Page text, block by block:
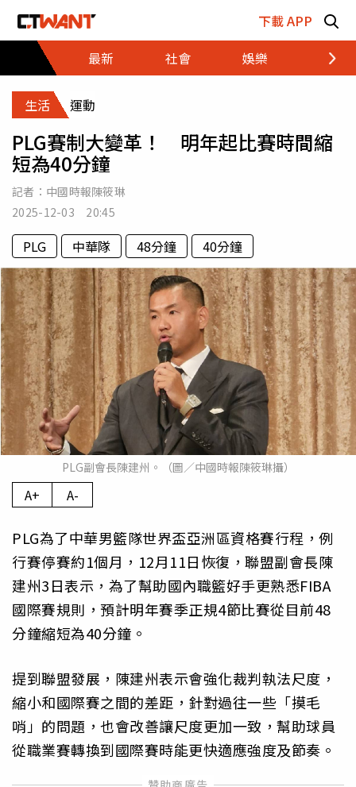
下載 APP
最新
社會 娛樂 財經
生活 運動
PLG賽制大變革！ 明年起比賽時間縮
短為40分鐘
記者： 中國時報陳筱琳
2025-12-03 20:45
PLG 中華隊 48分鐘 40分鐘
PLG副會長陳建州。（圖／中國時報陳筱琳攝）
A+ A-
PLG為了中華男籃隊世界盃亞洲區資格賽行程，例
行賽停賽約1個月，12月11日恢復，聯盟副會長陳
建州3日表示，為了幫助國內職籃好手更熟悉FIBA
國際賽規則，預計明年賽季正規4節比賽從目前48
分鐘縮短為40分鐘。
提到聯盟發展，陳建州表示會強化裁判執法尺度，
縮小和國際賽之間的差距，針對過往一些「摸毛
哨」的問題，也會改善讓尺度更加一致，幫助球員
從職業賽轉換到國際賽時能更快適應強度及節奏。